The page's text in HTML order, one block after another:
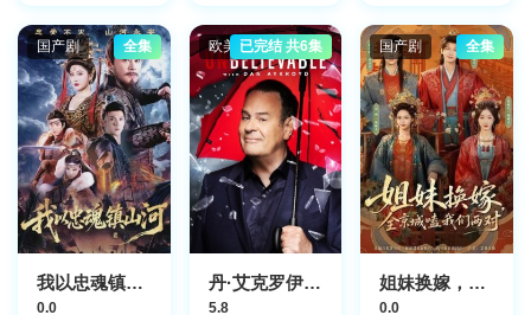
尔·麦克尼斯,塞
德里克·舍瓦姆,
塞普里安·加尔
丹,诺埃·范德沃
尔德,Christopher
Bayemi,克洛蒂
尔德·埃斯姆,玛
丽·基亚尔,洁德·
范吉亚,Elise
Berthelier,汤姆·
丁勒,Jean-
Philippe
Lejeune,Philippe
Vauchel,塞尔日·
国产剧 全集
我以忠魂镇山河
0.0
欧美剧已完结 共6集
丹·艾克罗伊德的不可思议
5.8
国产剧 全集
姐妹换嫁，全京城嗑我们两对
0.0